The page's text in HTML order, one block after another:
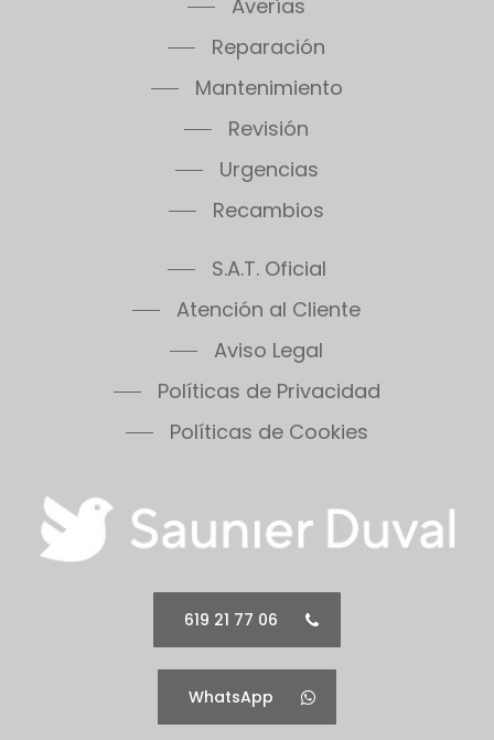
Averías
Reparación
Mantenimiento
Revisión
Urgencias
Recambios
S.A.T. Oficial
Atención al Cliente
Aviso Legal
Políticas de Privacidad
Políticas de Cookies
619 21 77 06
WhatsApp